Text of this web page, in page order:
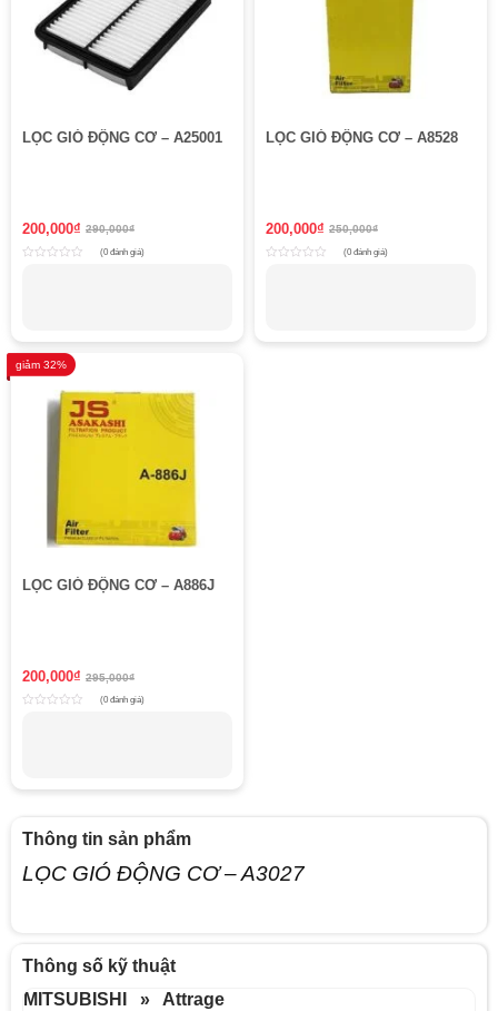
LỌC GIÓ ĐỘNG CƠ – A25001
200,000₫ 290,000₫
(0 đánh giá)
LỌC GIÓ ĐỘNG CƠ – A8528
200,000₫ 250,000₫
(0 đánh giá)
giảm 32%
LỌC GIÓ ĐỘNG CƠ – A886J
200,000₫ 295,000₫
(0 đánh giá)
Thông tin sản phẩm
LỌC GIÓ ĐỘNG CƠ – A3027
Thông số kỹ thuật
MITSUBISHI » Attrage